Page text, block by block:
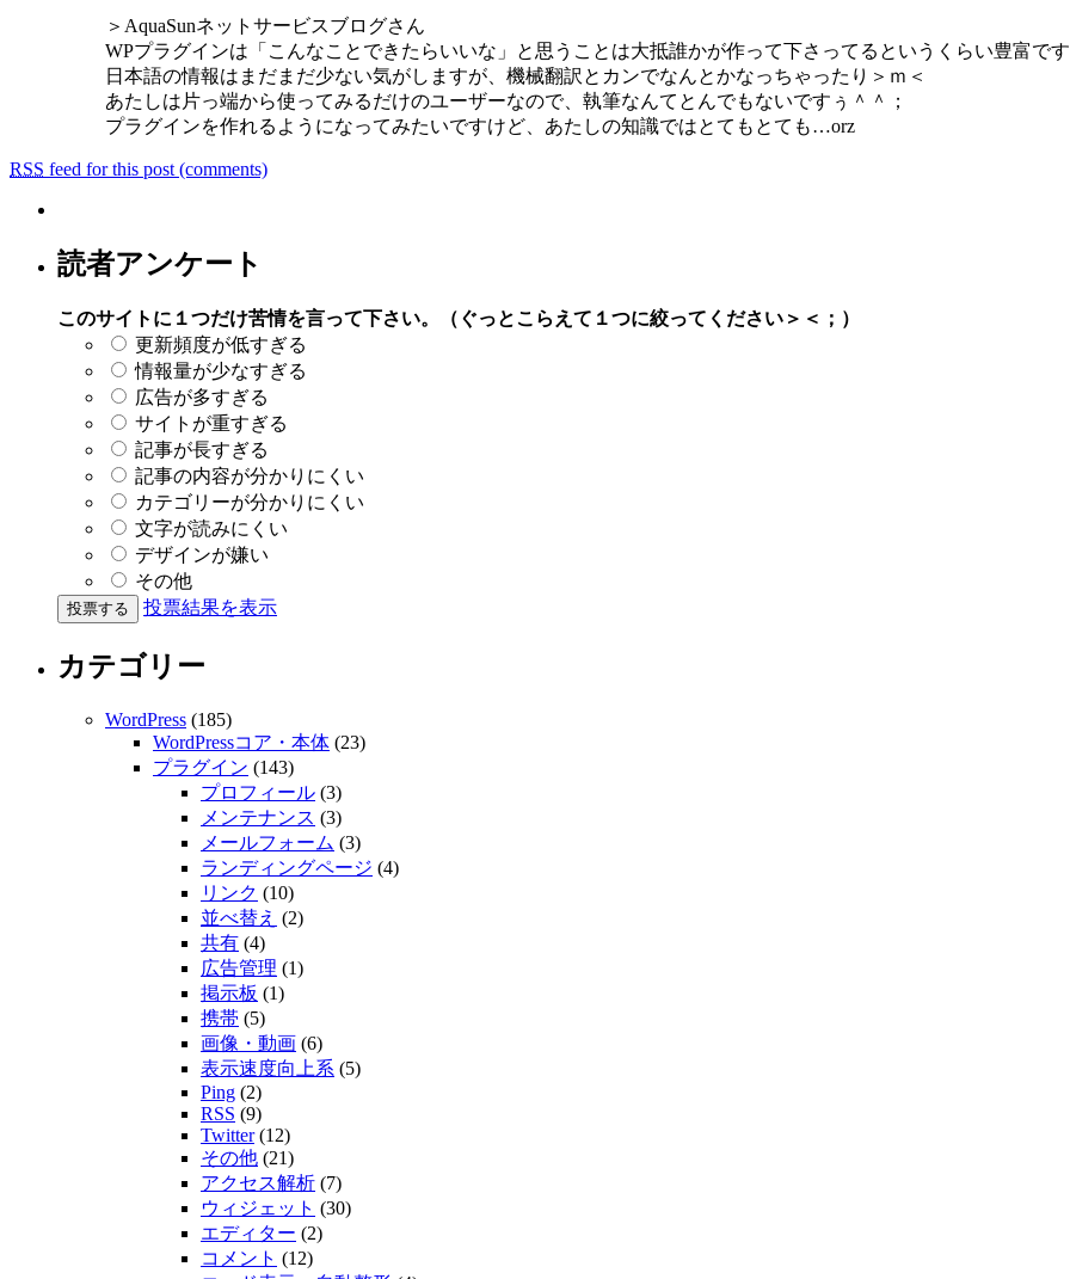
＞AquaSunネットサービスブログさん
WPプラグインは「こんなことできたらいいな」と思うことは大抵誰かが作って下さってるというくらい豊富で
日本語の情報はまだまだ少ない気がしますが、機械翻訳とカンでなんとかなっちゃったり＞ｍ＜
あたしは片っ端から使ってみるだけのユーザーなので、執筆なんてとんでもないですぅ＾＾；
プラグインを作れるようになってみたいですけど、あたしの知識ではとてもとても…orz
RSS feed for this post (comments)
読者アンケート
このサイトに１つだけ苦情を言って下さい。（ぐっとこらえて１つに絞ってください＞＜；）
更新頻度が低すぎる
情報量が少なすぎる
広告が多すぎる
サイトが重すぎる
記事が長すぎる
記事の内容が分かりにくい
カテゴリーが分かりにくい
文字が読みにくい
デザインが嫌い
その他
投票結果を表示
カテゴリー
WordPress (185)
WordPressコア・本体 (23)
プラグイン (143)
プロフィール (3)
メンテナンス (3)
メールフォーム (3)
ランディングページ (4)
リンク (10)
並べ替え (2)
共有 (4)
広告管理 (1)
掲示板 (1)
携帯 (5)
画像・動画 (6)
表示速度向上系 (5)
Ping (2)
RSS (9)
Twitter(12)
その他 (21)
アクセス解析 (7)
ウィジェット (30)
エディター (2)
コメント (12)